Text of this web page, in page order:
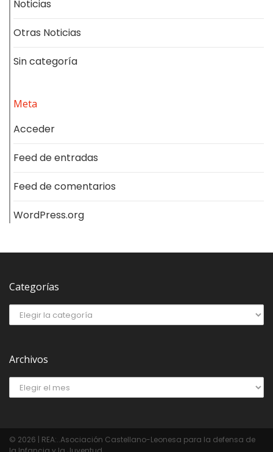
Noticias
Otras Noticias
Sin categoría
Meta
Acceder
Feed de entradas
Feed de comentarios
WordPress.org
Categorías
Archivos
© 2026 | REA:..Asociación Castellano-Leonesa para la defensa de